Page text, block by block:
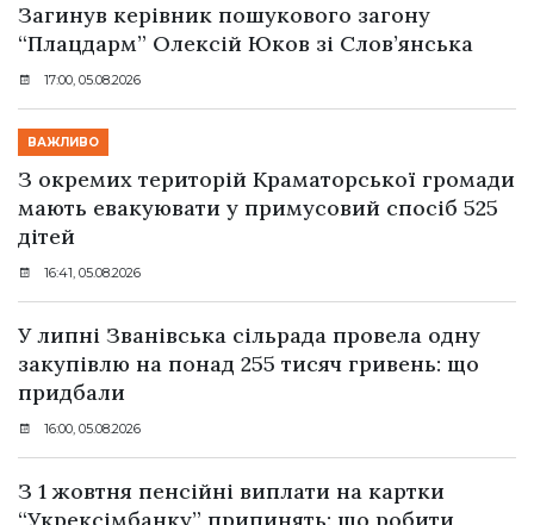
Загинув керівник пошукового загону
“Плацдарм” Олексій Юков зі Слов’янська
17:00, 05.08.2026
ВАЖЛИВО
З окремих територій Краматорської громади
мають евакуювати у примусовий спосіб 525
дітей
16:41, 05.08.2026
У липні Званівська сільрада провела одну
закупівлю на понад 255 тисяч гривень: що
придбали
16:00, 05.08.2026
З 1 жовтня пенсійні виплати на картки